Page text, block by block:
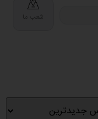
شعب ما